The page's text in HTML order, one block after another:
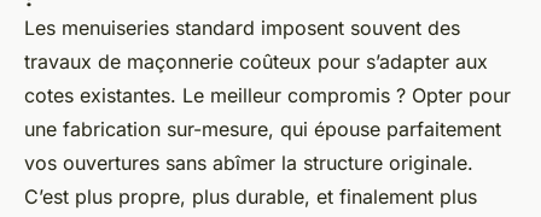
Les menuiseries standard imposent souvent des
travaux de maçonnerie coûteux pour s’adapter aux
cotes existantes. Le meilleur compromis ? Opter pour
une fabrication sur-mesure, qui épouse parfaitement
vos ouvertures sans abîmer la structure originale.
C’est plus propre, plus durable, et finalement plus